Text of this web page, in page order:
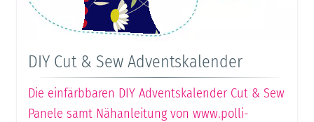
DIY Cut & Sew Adventskalender
Die einfärbbaren DIY Adventskalender Cut & Sew
Panele samt Nähanleitung von www.polli-